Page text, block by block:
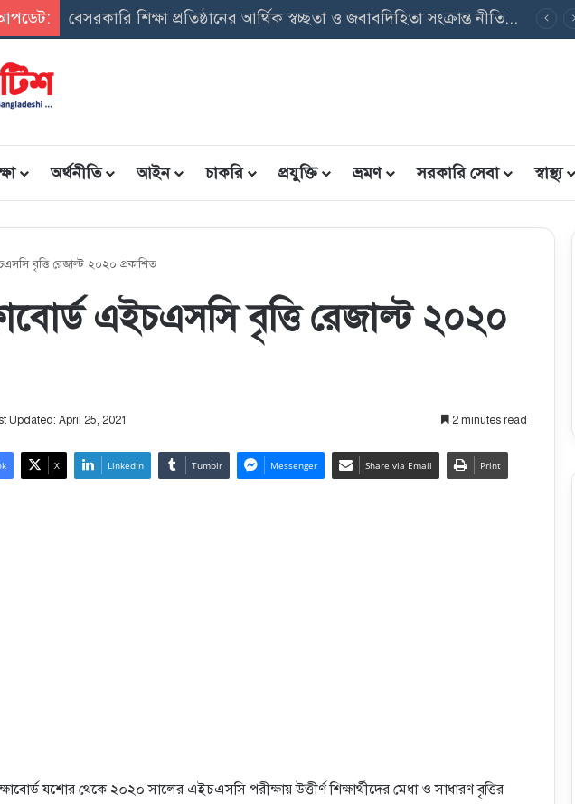
সমন্বিত উপবৃত্তি তথ্য ফরম: শিক্ষার্থীদের তথ্য এন্ট্রি ফরম PDF ডাউনলোড
অর্থনীতি আইন চাকরি প্রযুক্তি ভ্রমণ সরকারি সেবা স্বাস্থ্য
বৃত্তি রেজাল্ট ২০২০ প্রকাশিত
এইচএসসি বৃত্তি রেজাল্ট ২০২০
Updated: April 25, 2021 2 minutes read
X LinkedIn Tumblr Messenger Share via Email Print
যশাের থেকে ২০২০ সালের এইচএসসি পরীক্ষায় উত্তীর্ণ শিক্ষার্থীদের মেধা ও সাধারণ বৃত্তির